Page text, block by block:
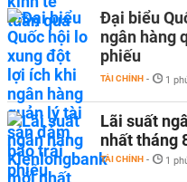
Đại biểu
ngân hàng
phiếu
TÀI CHÍNH - 1
Lãi suất
nhất tháng
TÀI CHÍNH - 1